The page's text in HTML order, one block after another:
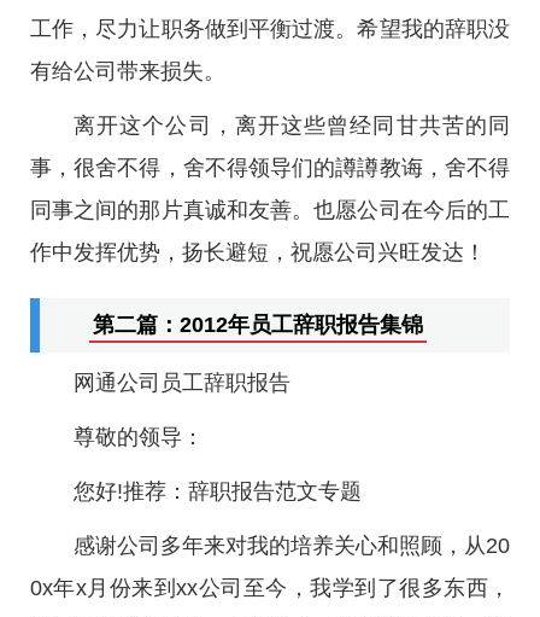
工作，尽力让职务做到平衡过渡。希望我的辞职没
有给公司带来损失。
离开这个公司，离开这些曾经同甘共苦的同
事，很舍不得，舍不得领导们的譐譐教诲，舍不得
同事之间的那片真诚和友善。也愿公司在今后的工
作中发挥优势，扬长避短，祝愿公司兴旺发达！
第二篇：2012年员工辞职报告集锦
网通公司员工辞职报告
尊敬的领导：
您好!推荐：辞职报告范文专题
感谢公司多年来对我的培养关心和照顾，从20
0x年x月份来到xx公司至今，我学到了很多东西，